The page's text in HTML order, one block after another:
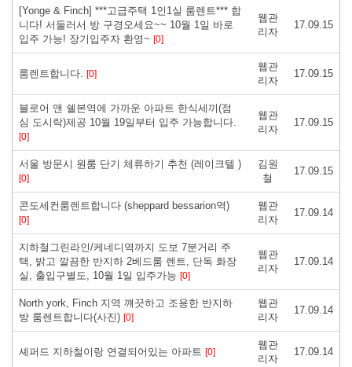
[Yonge & Finch] ***고급주택 1인1실 룸렌트*** 합
니다! 서둘러서 방 구경오세요~~ 10월 1일 바로
입주 가능! 장기입주자 환영~ [0]
웹관
리자
17.09.15
룸렌트합니다. [0]
웹관
리자
17.09.15
블로어 앤 쉘본역에 가까운 아파트 한식세끼(점
심 도시락)제공 10월 19일부터 입주 가능합니다.
[0]
웹관
리자
17.09.15
서울 방문시 원룸 단기 체류하기 추천 (레이크텔 )
[0]
김원
철
17.09.15
콘도세컨룸렌트합니다 (sheppard bessarion역)
[0]
웹관
리자
17.09.14
지하철그린라인/케네디역까지 도보 7분거리 주
택, 밝고 깔끔한 반지하 2베드룸 렌트, 단독 화장
실, 출입구별도, 10월 1일 입주가능 [0]
웹관
리자
17.09.14
North york, Finch 지역 꺠끗하고 조용한 반지하
방 룸렌트합니다(사진) [0]
웹관
리자
17.09.14
셰퍼드 지하철이랑 연결되어있는 아파트 [0]
웹관
리자
17.09.14